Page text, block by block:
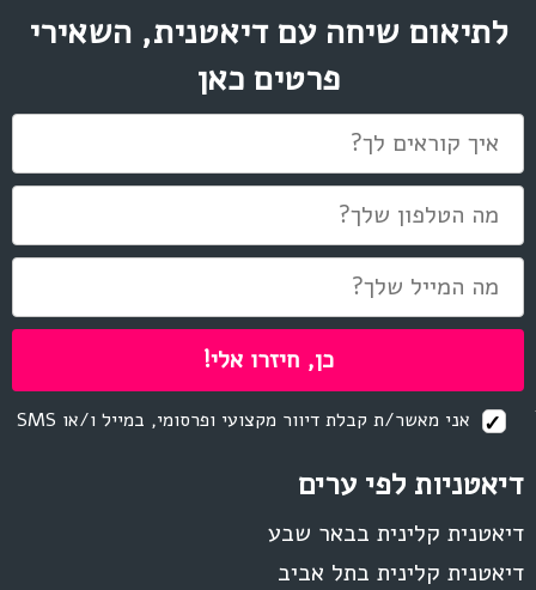
דיאטניות לפי ערים
דיאטנית קלינית בבאר שבע
דיאטנית קלינית בתל אביב
לתיאום שיחה עם דיאטנית, השאירי
פרטים כאן
אני מאשר/ת קבלת דיוור מקצועי ופרסומי, במייל ו/או SMS